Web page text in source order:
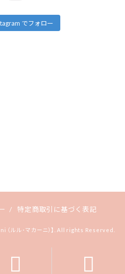
でフォロー
/ 特定商取引に基づく表記
（ルル･マカーニ）】. All rights Reserved.
 